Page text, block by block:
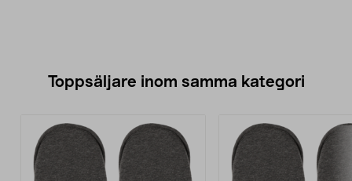
Toppsäljare inom samma kategori